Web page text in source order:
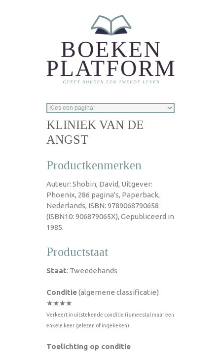
KLINIEK VAN DE
ANGST
Productkenmerken
Auteur: Shobin, David, Uitgever:
Phoenix, 286 pagina's, Paperback,
Nederlands, ISBN: 9789068790658
(ISBN10: 906879065X), Gepubliceerd in
1985.
Productstaat
Staat: Tweedehands
Conditie(algemene classificatie)
★★★★
Verkeert in uitstekende conditie (is meestal maar een
enkele keer gelezen of ingekeken)
Toelichting op conditie